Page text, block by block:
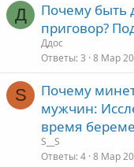
Д
Почему быть
приговор?
Ддос
Ответы 3 8 Мар
S
Почему
мужчин:
время
S__S
Ответы 4 8 Мар